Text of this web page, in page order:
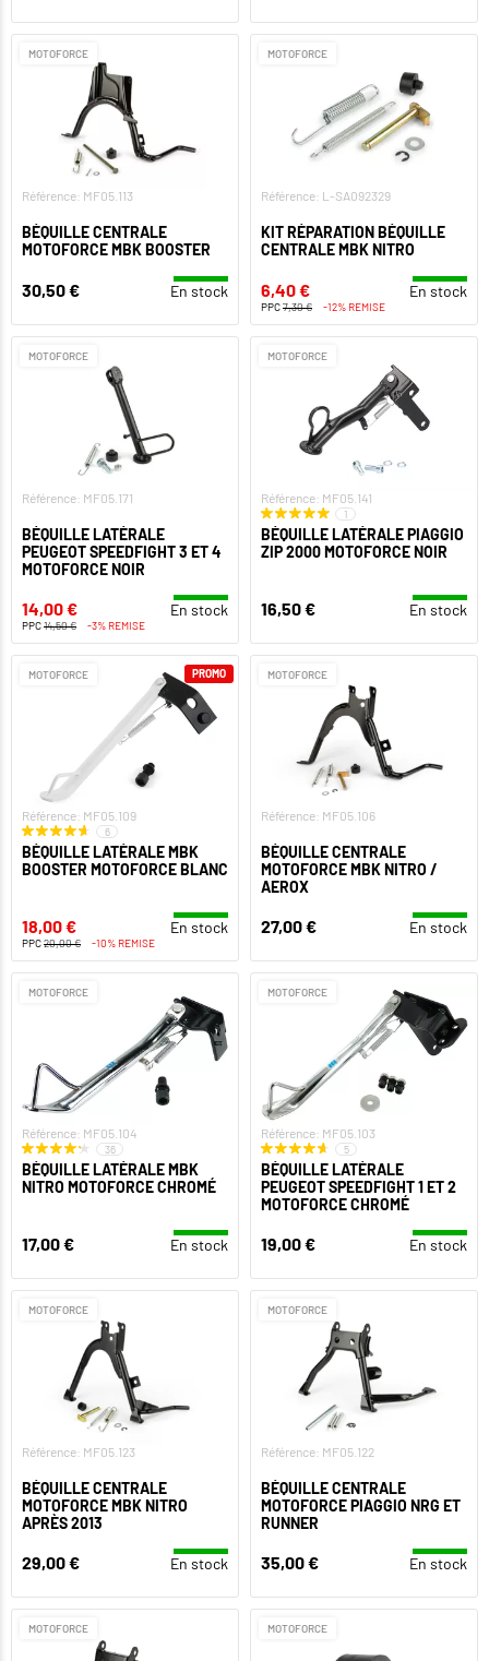
MOTOFORCE
Référence: MF05.113
BÉQUILLE CENTRALE
MOTOFORCE MBK BOOSTER
30,50 € En stock
MOTOFORCE
Référence: L-SA092329
KIT RÉPARATION BÉQUILLE
CENTRALE MBK NITRO
6,40 € En stock
PPC7,30 € -12% REMISE
MOTOFORCE
Référence: MF05.171
BÉQUILLE LATÉRALE
PEUGEOT SPEEDFIGHT 3 ET 4
MOTOFORCE NOIR
14,00 € En stock
PPC14,50 € -3% REMISE
MOTOFORCE
Référence: MF05.141
1
BÉQUILLE LATÉRALE PIAGGIO
ZIP 2000 MOTOFORCE NOIR
16,50 € En stock
MOTOFORCE
Référence: MF05.109
6
BÉQUILLE LATÉRALE MBK
BOOSTER MOTOFORCE BLANC
18,00 € En stock
PPC20,00 € -10% REMISE
PROMO MOTOFORCE
Référence: MF05.106
BÉQUILLE CENTRALE
MOTOFORCE MBK NITRO /
AEROX
27,00 € En stock
MOTOFORCE
Référence: MF05.104
36
BÉQUILLE LATÉRALE MBK
NITRO MOTOFORCE CHROMÉ
17,00 € En stock
MOTOFORCE
Référence: MF05.103
5
BÉQUILLE LATÉRALE
PEUGEOT SPEEDFIGHT 1 ET 2
MOTOFORCE CHROMÉ
19,00 € En stock
MOTOFORCE
Référence: MF05.123
BÉQUILLE CENTRALE
MOTOFORCE MBK NITRO
APRÈS 2013
29,00 € En stock
MOTOFORCE
Référence: MF05.122
BÉQUILLE CENTRALE
MOTOFORCE PIAGGIO NRG ET
RUNNER
35,00 € En stock
MOTOFORCE MOTOFORCE